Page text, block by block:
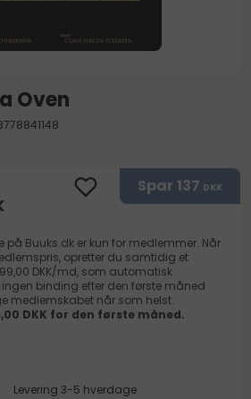
Oven
Spar 137 DKK
på Buuks.dk er kun for medlemmer. Når
opretter du samtidig et
DKK/md, som automatisk
binding efter den første måned
medlemskabet når som helst.
DKK for den første måned.
Levering 3-5 hverdage